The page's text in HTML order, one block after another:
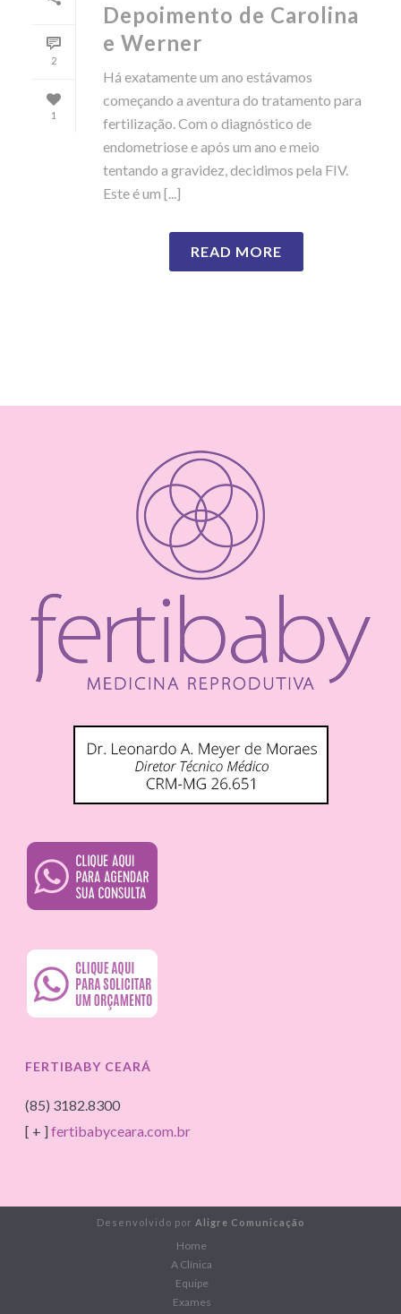
2
1
Depoimento de Carolina
e Werner
Há exatamente um ano estávamos
começando a aventura do tratamento para
fertilização. Com o diagnóstico de
endometriose e após um ano e meio
tentando a gravidez, decidimos pela FIV.
Este é um [...]
READ MORE
FERTIBABY CEARÁ
(85) 3182.8300
[ + ]fertibabyceara.com.br
Desenvolvido por Aligre Comunicação
Home
A Clínica
Equipe
Exames